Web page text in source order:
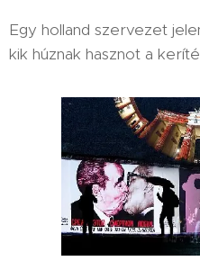
Egy holland szervezet
kik húznak hasznot a